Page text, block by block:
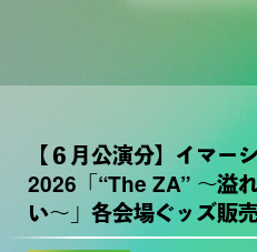
【６月公演分】イマー
2026「“The ZA” 〜溢
い〜」各会場ぐッズ販